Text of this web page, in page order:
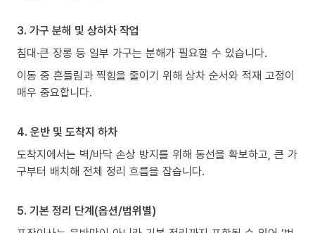
3. 가구 분해 및 상하차 작업
침대·큰 장롱 등 일부 가구는 분해가 필요할 수 있습니다.
이동 중 흔들림과 찍힘을 줄이기 위해 상차 순서와 적재 고정이
매우 중요합니다.
4. 운반 및 도착지 하차
도착지에서는 벽/바닥 손상 방지를 위해 동선을 확보하고, 큰 가
구부터 배치해 전체 정리 흐름을 잡습니다.
5. 기본 정리 단계(옵션/범위별)